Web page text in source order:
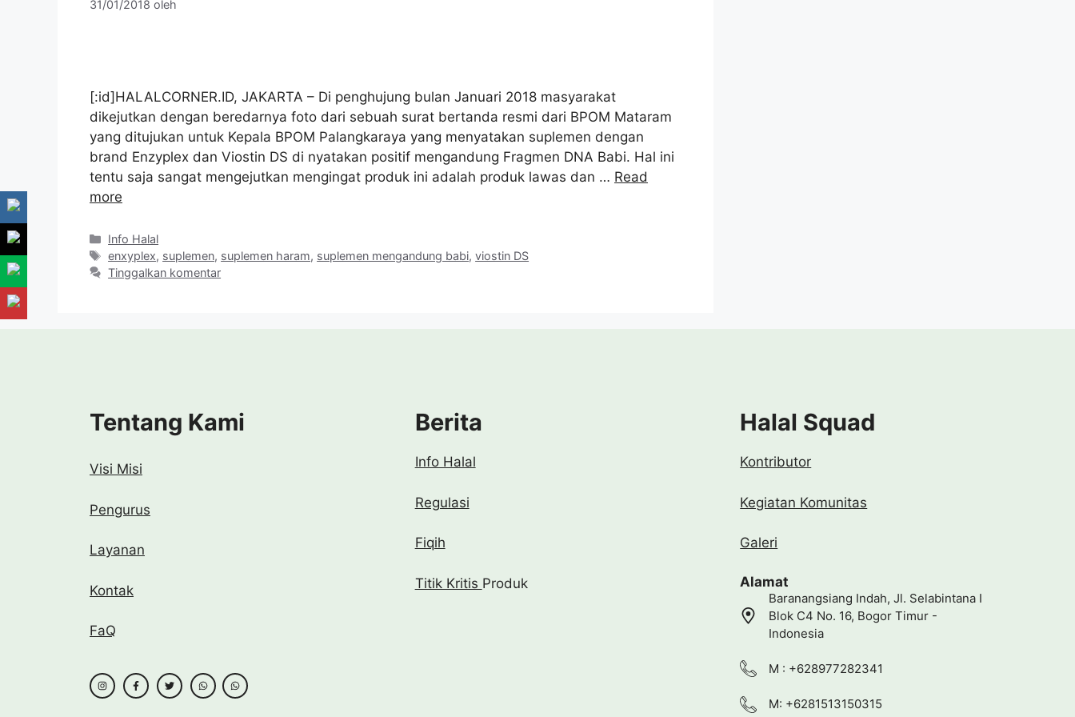
31/01/2018 oleh
[:id]HALALCORNER.ID, JAKARTA – Di penghujung bulan Januari 2018 masyarakat
dikejutkan dengan beredarnya foto dari sebuah surat bertanda resmi dari BPOM Mataram
yang ditujukan untuk Kepala BPOM Palangkaraya yang menyatakan suplemen dengan
brand Enzyplex dan Viostin DS di nyatakan positif mengandung Fragmen DNA Babi. Hal ini
tentu saja sangat mengejutkan mengingat produk ini adalah produk lawas dan … Read
more
Kategori
Info Halal
Tag
enxyplex, suplemen, suplemen haram, suplemen mengandung babi,viostin DS
Tinggalkan komentar
Tentang Kami
Visi Misi
Pengurus
Layanan
Kontak
FaQ
Berita
Info Halal
Regulasi
Fiqih
Titik Kritis Produk
Halal Squad
Kontributor
Kegiatan Komunitas
Galeri
Alamat
Baranangsiang Indah, Jl. Selabintana I
Blok C4 No. 16, Bogor Timur -
Indonesia
M : +628977282341
M: +6281513150315